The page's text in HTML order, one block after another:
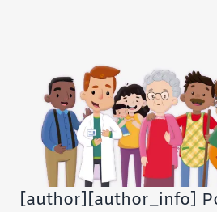
[author][author_info]